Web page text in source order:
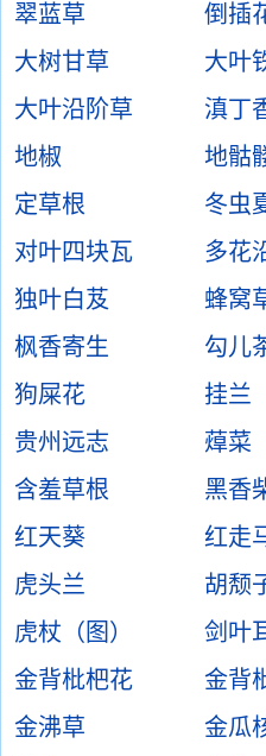
翠蓝草
倒插
大树甘草
大叶
大叶沿阶草
滇丁
地椒
地骷
定草根
冬虫
对叶四块瓦
多花
独叶白芨
蜂窝
枫香寄生
勾儿
狗屎花
挂兰
贵州远志
蔊菜
含羞草根
黑香
红天葵
红走
虎头兰
胡颓
虎杖（图）
剑叶
金背枇杷花
金背
金沸草
金瓜